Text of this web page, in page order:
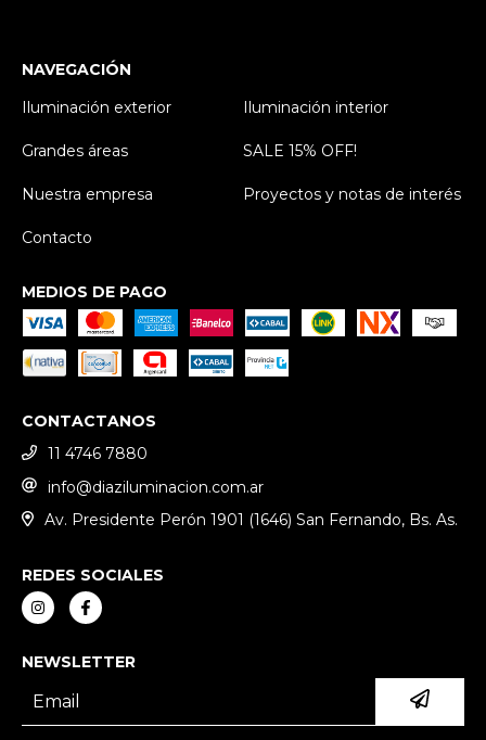
NAVEGACIÓN
Iluminación exterior
Iluminación interior
Grandes áreas SALE 15% OFF!
Nuestra empresa Proyectos y notas de interés
Contacto
MEDIOS DE PAGO
CONTACTANOS
11 4746 7880
info@diaziluminacion.com.ar
Av. Presidente Perón 1901 (1646) San Fernando, Bs. As.
REDES SOCIALES
NEWSLETTER